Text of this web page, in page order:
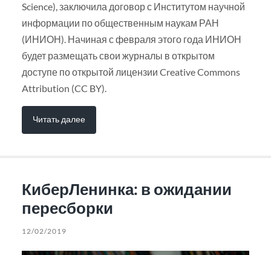
Science), заключила договор с Институтом научной
информации по общественным наукам РАН
(ИНИОН). Начиная с февраля этого года ИНИОН
будет размещать свои журналы в открытом
доступе по открытой лицензии Creative Commons
Attribution (CC BY).
Читать далее
КиберЛенинка: в ожидании
пересборки
12/02/2019